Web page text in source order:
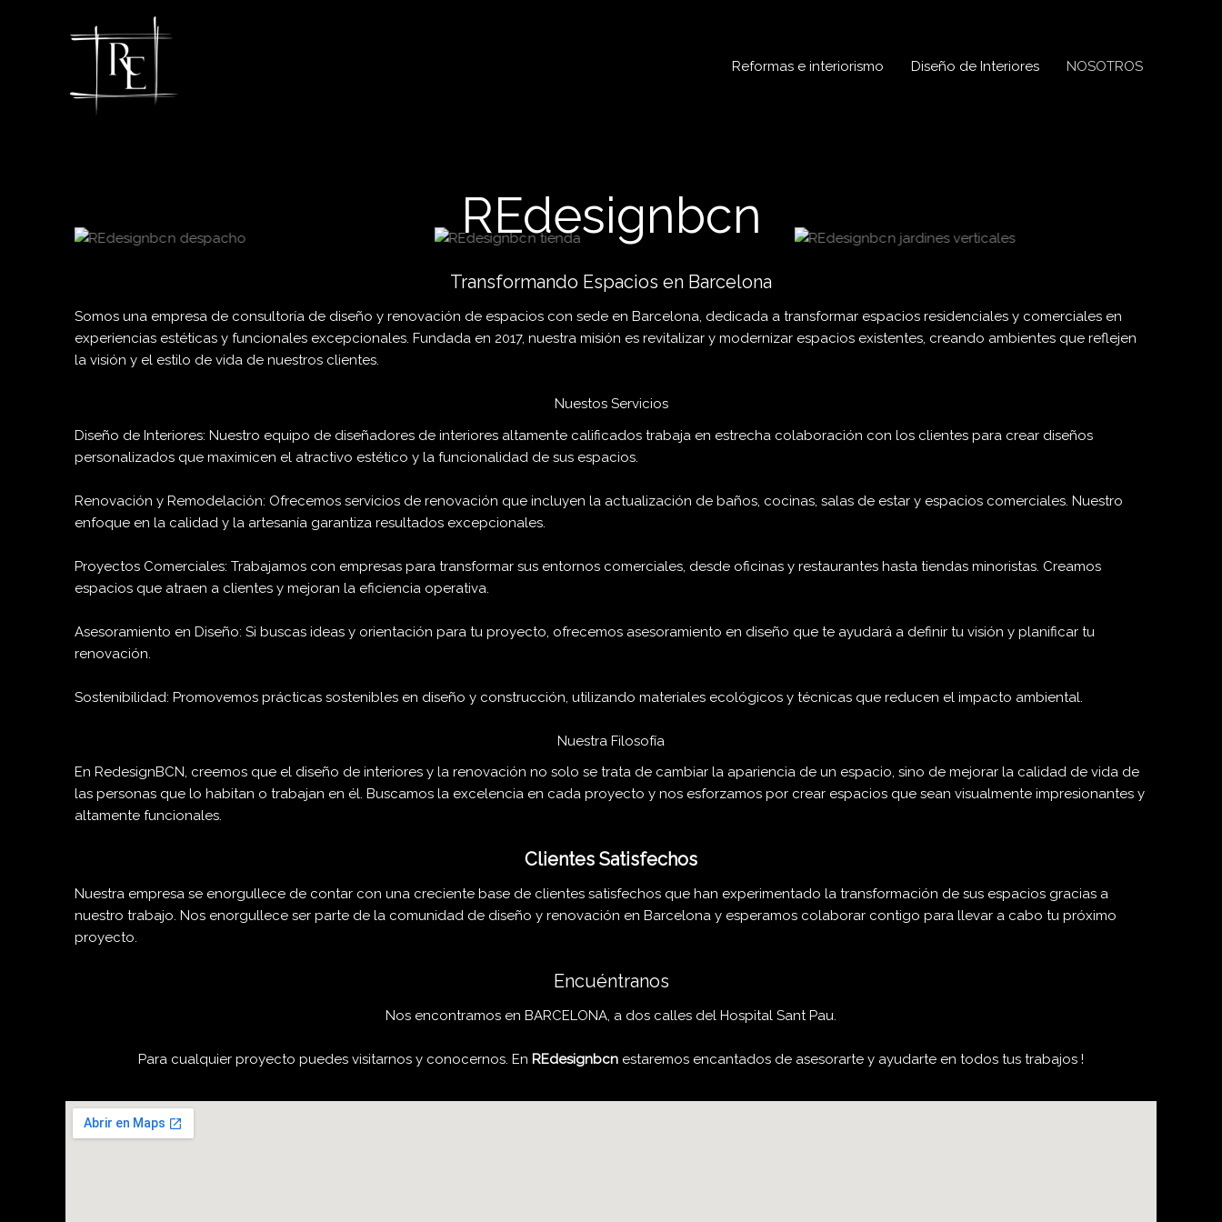
Reformas e interiorismo Diseño de Interiores NOSOTROS
REdesignbcn
Transformando Espacios en Barcelona
Somos una empresa de consultoría de diseño y renovación de espacios con sede en Barcelona, dedicada a transformar espacios residenciales y comerciales en
experiencias estéticas y funcionales excepcionales. Fundada en 2017, nuestra misión es revitalizar y modernizar espacios existentes, creando ambientes que reflejen
la visión y el estilo de vida de nuestros clientes.
Nuestos Servicios
Diseño de Interiores: Nuestro equipo de diseñadores de interiores altamente calificados trabaja en estrecha colaboración con los clientes para crear diseños
personalizados que maximicen el atractivo estético y la funcionalidad de sus espacios.
Renovación y Remodelación: Ofrecemos servicios de renovación que incluyen la actualización de baños, cocinas, salas de estar y espacios comerciales. Nuestro
enfoque en la calidad y la artesanía garantiza resultados excepcionales.
Proyectos Comerciales: Trabajamos con empresas para transformar sus entornos comerciales, desde oficinas y restaurantes hasta tiendas minoristas. Creamos
espacios que atraen a clientes y mejoran la eficiencia operativa.
Asesoramiento en Diseño: Si buscas ideas y orientación para tu proyecto, ofrecemos asesoramiento en diseño que te ayudará a definir tu visión y planificar tu
renovación.
Sostenibilidad: Promovemos prácticas sostenibles en diseño y construcción, utilizando materiales ecológicos y técnicas que reducen el impacto ambiental.
Nuestra Filosofía
En RedesignBCN, creemos que el diseño de interiores y la renovación no solo se trata de cambiar la apariencia de un espacio, sino de mejorar la calidad de vida de
las personas que lo habitan o trabajan en él. Buscamos la excelencia en cada proyecto y nos esforzamos por crear espacios que sean visualmente impresionantes y
altamente funcionales.
Clientes Satisfechos
Nuestra empresa se enorgullece de contar con una creciente base de clientes satisfechos que han experimentado la transformación de sus espacios gracias a
nuestro trabajo. Nos enorgullece ser parte de la comunidad de diseño y renovación en Barcelona y esperamos colaborar contigo para llevar a cabo tu próximo
proyecto.
Encuéntranos
Nos encontramos en BARCELONA, a dos calles del Hospital Sant Pau.
Para cualquier proyecto puedes visitarnos y conocernos. En REdesignbcn estaremos encantados de asesorarte y ayudarte en todos tus trabajos !